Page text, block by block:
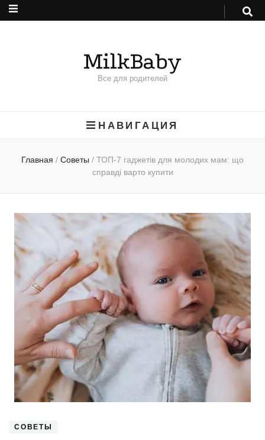
MilkBaby
Все для родителей
НАВИГАЦИЯ
Главная / Советы / ТОП-7 гаджетів для молодих мам: що
справді варто купити
СОВЕТЫ